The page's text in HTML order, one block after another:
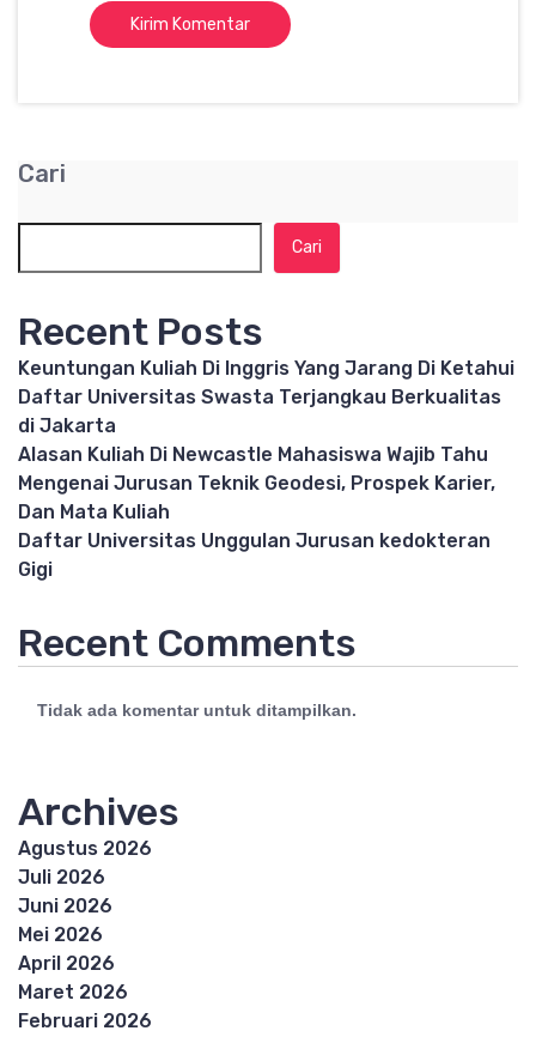
Cari
Cari
Recent Posts
Keuntungan Kuliah Di Inggris Yang Jarang Di Ketahui
Daftar Universitas Swasta Terjangkau Berkualitas
di Jakarta
Alasan Kuliah Di Newcastle Mahasiswa Wajib Tahu
Mengenai Jurusan Teknik Geodesi, Prospek Karier,
Dan Mata Kuliah
Daftar Universitas Unggulan Jurusan kedokteran
Gigi
Recent Comments
Tidak ada komentar untuk ditampilkan.
Archives
Agustus 2026
Juli 2026
Juni 2026
Mei 2026
April 2026
Maret 2026
Februari 2026